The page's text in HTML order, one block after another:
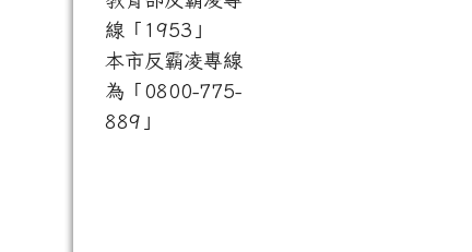
線「1953」
本市反霸凌專線
為「0800-775-
889」